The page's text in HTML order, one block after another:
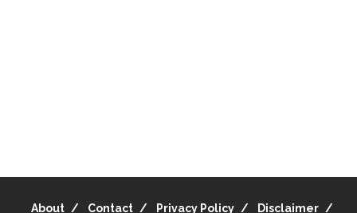
About Contact Privacy Policy Disclaimer